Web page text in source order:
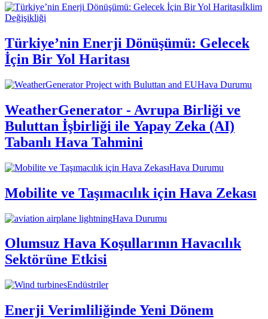
İklim
Değişikliği
Türkiye’nin Enerji Dönüşümü: Gelecek
İçin Bir Yol Haritası
Hava Durumu
WeatherGenerator - Avrupa Birliği ve
Buluttan İşbirliği ile Yapay Zeka (AI)
Tabanlı Hava Tahmini
Hava Durumu
Mobilite ve Taşımacılık için Hava Zekası
Hava Durumu
Olumsuz Hava Koşullarının Havacılık
Sektörüne Etkisi
Endüstriler
Enerji Verimliliğinde Yeni Dönem